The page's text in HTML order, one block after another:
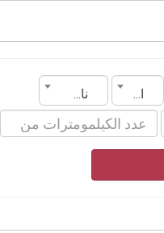
الموديل ناقل الحركة